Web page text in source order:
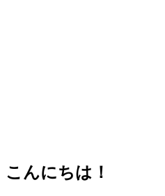
こんにちは！